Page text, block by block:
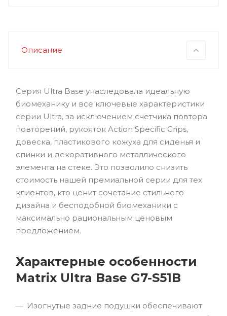
Описание
Серия Ultra Base унаследовала идеальную
биомеханику и все ключевые характеристики
серии Ultra, за исключением счетчика повтора
повторений, рукояток Action Specific Grips,
довеска, пластикового кожуха для сиденья и
спинки и декоративного металлического
элемента на стеке. Это позволило снизить
стоимость нашей премиальной серии для тех
клиентов, кто ценит сочетание стильного
дизайна и бесподобной биомеханики с
максимально рациональным ценовым
предложением.
Характерные особенности
Matrix Ultra Base G7-S51B
Изогнутые задние подушки обеспечивают